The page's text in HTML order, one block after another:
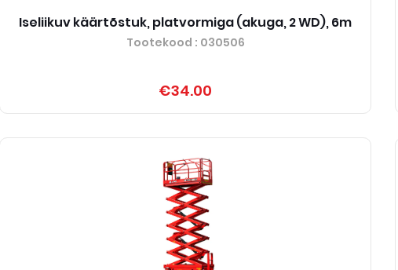
Iseliikuv käärtõstuk, platvormiga (akuga, 2 WD), 6m
Tootekood : 030506
€34.00